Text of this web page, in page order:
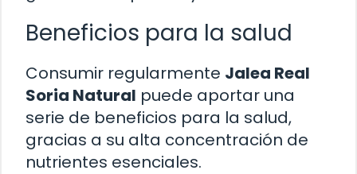
Beneficios para la salud
Consumir regularmente Jalea Real
Soria Natural puede aportar una
serie de beneficios para la salud,
gracias a su alta concentración de
nutrientes esenciales.